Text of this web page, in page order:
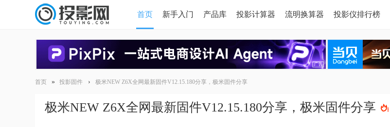
首页 新手入门 产品库 投影计算器 流明换算器 投影仪排行榜
HDMI版本对比
首页 » 投影固件 › 极米NEW Z6X全网最新固件V12.15.180分享，极米固件分享
极米NEW Z6X全网最新固件V12.15.180分享，极米固件分享